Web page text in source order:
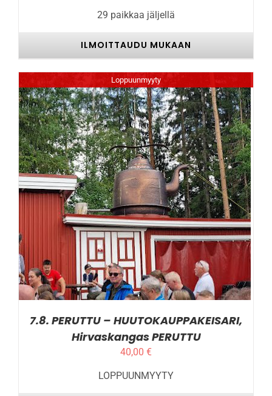
-
35,00 €
29 paikkaa jäljellä
ILMOITTAUDU MUKAAN
Loppuunmyyty
LISÄTIEDOT
7.8. PERUTTU – HUUTOKAUPPAKEISARI,
Hirvaskangas PERUTTU
40,00 €
LOPPUUNMYYTY